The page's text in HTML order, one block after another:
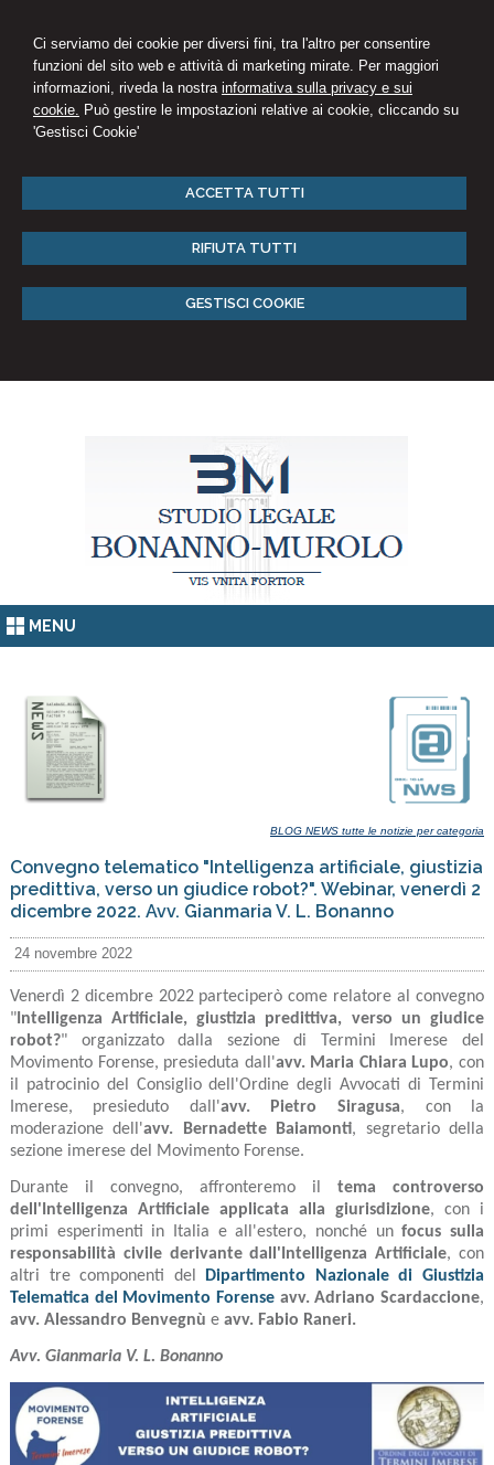
Ci serviamo dei cookie per diversi fini, tra l'altro per consentire
funzioni del sito web e attività di marketing mirate. Per maggiori
informazioni, riveda la nostra informativa sulla privacy e sui
cookie. Può gestire le impostazioni relative ai cookie, cliccando su
'Gestisci Cookie'
ACCETTA TUTTI
RIFIUTA TUTTI
GESTISCI COOKIE
MENU
BLOG NEWS tutte le notizie per categoria
Convegno telematico "Intelligenza artificiale, giustizia
predittiva, verso un giudice robot?". Webinar, venerdì 2
dicembre 2022. Avv. Gianmaria V. L. Bonanno
24 novembre 2022
Venerdì 2 dicembre 2022 parteciperò come relatore al convegno
"Intelligenza Artificiale, giustizia predittiva, verso un giudice
robot?" organizzato dalla sezione di Termini Imerese del
Movimento Forense, presieduta dall'avv. Maria Chiara Lupo, con
il patrocinio del Consiglio dell'Ordine degli Avvocati di Termini
Imerese, presieduto dall'avv. Pietro Siragusa, con la
moderazione dell'avv. Bernadette Baiamonti, segretario della
sezione imerese del Movimento Forense.
Durante il convegno, affronteremo il
tema controverso
dell'Intelligenza Artificiale applicata alla giurisdizione, con i
primi esperimenti in Italia e all'estero, nonché unfocus sulla
responsabilità civile derivante dall'Intelligenza Artificiale, con
altri tre componenti del
Dipartimento Nazionale di Giustizia
Telematica del Movimento Forense avv. Adriano Scardaccione,
avv. Alessandro Benvegnù e avv. Fabio Raneri.
Avv. Gianmaria V. L. Bonanno